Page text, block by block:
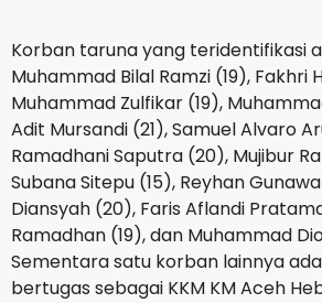
Korban taruna yang teridentifikasi
Muhammad Bilal Ramzi (19), Fakhri
Muhammad Zulfikar (19),
Adit Mursandi (21), Samuel Alvaro
Ramadhani Saputra (20), Mujibur
Subana Sitepu (15), Reyhan
Diansyah (20), Faris Aflandi
Ramadhan (19), dan Muhammad
Sementara satu korban lainnya
bertugas sebagai KKM KM Aceh